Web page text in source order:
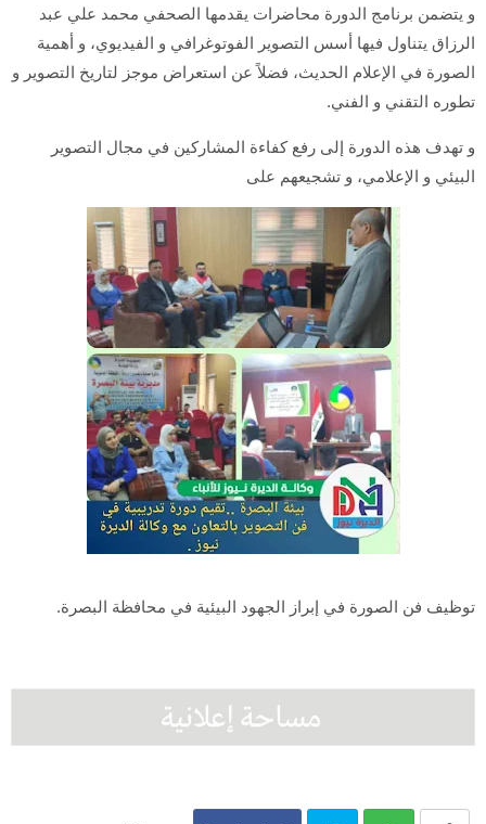
و يتضمن برنامج الدورة محاضرات يقدمها الصحفي محمد علي عبد
الرزاق يتناول فيها أسس التصوير الفوتوغرافي و الفيديوي، و أهمية
الصورة في الإعلام الحديث، فضلاً عن استعراض موجز لتاريخ التصوير و
تطوره التقني و الفني.
و تهدف هذه الدورة إلى رفع كفاءة المشاركين في مجال التصوير
البيئي و الإعلامي، و تشجيعهم على
توظيف فن الصورة في إبراز الجهود البيئية في محافظة البصرة.